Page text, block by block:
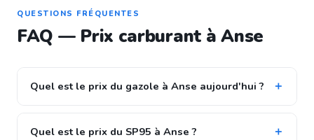
QUESTIONS FRÉQUENTES
FAQ — Prix carburant à Anse
Quel est le prix du gazole à Anse aujourd'hui ?
Quel est le prix du SP95 à Anse ?